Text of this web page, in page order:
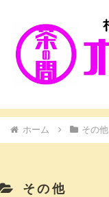
ホーム その他
その他